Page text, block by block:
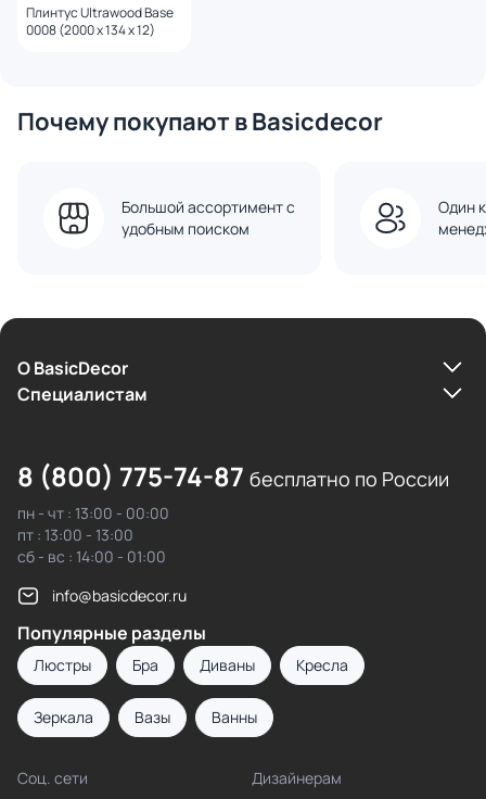
Плинтус Ultrawood Base
0008 (2000 x 134 x 12)
Почему покупают в Basicdecor
Большой ассортимент с
удобным поиском
Один
О BasicDecor
Cпециалистам
8 (800) 775-74-87 бесплатно по России
пн - чт : 13:00 - 00:00
пт : 13:00 - 13:00
сб - вс : 14:00 - 01:00
info@basicdecor.ru
Популярные разделы
Люстры Бра Диваны Кресла
Зеркала Вазы Ванны
Соц. сети Дизайнерам